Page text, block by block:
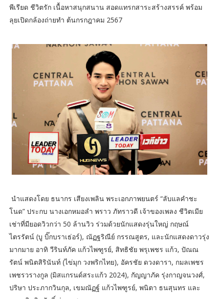
พีเรียด ชีวิตรัก เนื้อหาสนุกสนาน สอดแทรกสาระสร้างสรรค์ พร้อม
ลุยเปิดกล้องถ่ายทำ ต้นกรกฎาคม 2567
นำแสดงโดย ธนากร เสียงเพลิน พระเอกภาพยนตร์ “ลับแลคำชะ
โนด” ประกบ นางเอกหมอลำ พราว ภัทราวดี เจ้าของเพลง ชีวิตเมีย
เช่าที่มียอดวิวกว่า 50 ล้านวิว ร่วมด้วยนักแสดงรุ่นใหญ่ กฤษณ์
ไตรรัตน์ (บู บิ๊กบราเธ่อร์), ณัฏฐริณีย์ กรรณสูตร, และนักแสดงดาวรุ่ง
มากมาย อาทิ วีรินท์ภัค แก้วไพฑูรย์, สิทธิชัย พรุเพชร แก้ว, ปัณณ
รัตน์ พนิตสิรินันท์ (ไข่มุก วงพริกไทย), อัครชัย ดวงดารา, กมลเพชร
เพชรวรางกูล (มิสแกรนด์สระแก้ว 2024), กัญญาภัค รุ่งกาญจนวงศ์,
ปริษา ประภากวินกุล, เขมณัฏฐ์ แก้วไพฑูรย์, พนิตา ธนสุนทร และ